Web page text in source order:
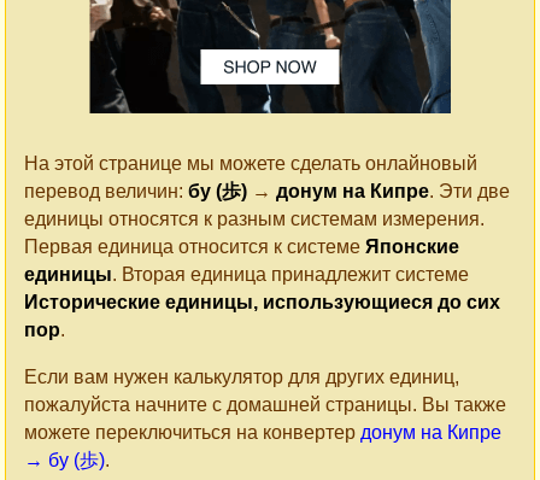
На этой странице мы можете сделать онлайновый
перевод величин: бу (歩) → донум на Кипре. Эти две
единицы относятся к разным системам измерения.
Первая единица относится к системе Японские
единицы. Вторая единица принадлежит системе
Исторические единицы, использующиеся до сих
пор.
Если вам нужен калькулятор для других единиц,
пожалуйста начните с домашней страницы. Вы также
можете переключиться на конвертер донум на Кипре
→ бу (歩).